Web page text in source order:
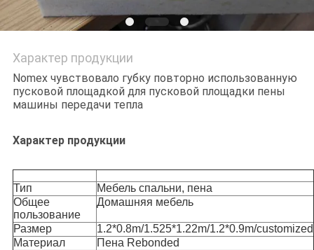
Характер продукции
Nomex чувствовало губку повторно использованную
пусковой площадкой для пусковой площадки пены
машины передачи тепла
Характер продукции
Тип
Мебель спальни, пена
Общее
пользование
Домашняя мебель
Размер
1.2*0.8m/1.525*1.22m/1.2*0.9m/customized
Материал
Пена Rebonded